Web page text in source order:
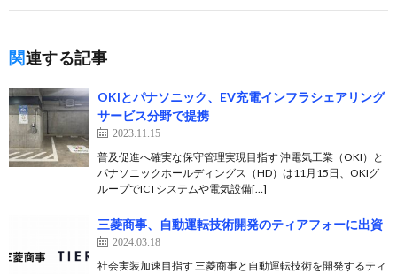
関連する記事
OKIとパナソニック、EV充電インフラシェアリング
サービス分野で提携
2023.11.15
普及促進へ確実な保守管理実現目指す 沖電気工業（OKI）と
パナソニックホールディングス（HD）は11月15日、OKIグ
ループでICTシステムや電気設備[…]
三菱商事、自動運転技術開発のティアフォーに出資
2024.03.18
社会実装加速目指す 三菱商事と自動運転技術を開発するティ